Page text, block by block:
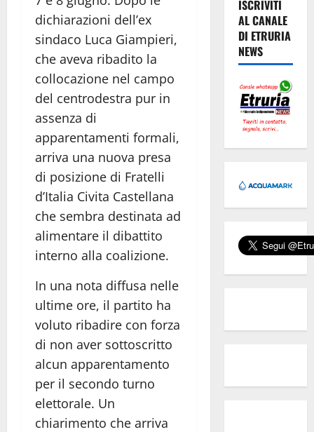
dichiarazioni dell’ex
sindaco Luca Giampieri,
che aveva ribadito la
collocazione nel campo
del centrodestra pur in
assenza di
apparentamenti formali,
arriva una nuova presa
di posizione di Fratelli
d’Italia Civita Castellana
che sembra destinata ad
alimentare il dibattito
interno alla coalizione.
In una nota diffusa nelle
ultime ore, il partito ha
voluto ribadire con forza
di non aver sottoscritto
alcun apparentamento
per il secondo turno
elettorale. Un
chiarimento che arriva
ISCRIVITI
AL CANALE
DI ETRURIA
NEWS